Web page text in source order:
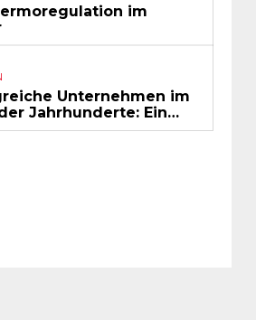
im
Unternehmen im
Jahrhunderte: Ein…